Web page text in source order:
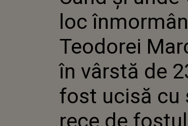
loc
Teodorei
în vârstă de
fost ucisă cu
rece de